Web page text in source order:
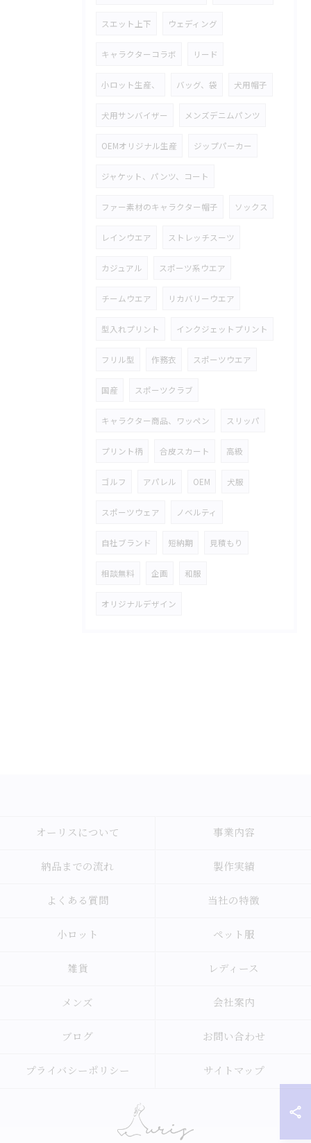
スエット上下 ウェディング
キャラクターコラボ リード
小ロット生産、 バッグ、袋 犬用帽子
犬用サンバイザー メンズデニムパンツ
OEMオリジナル生産 ジップパーカー
ジャケット、パンツ、コート
ファー素材のキャラクター帽子 ソックス
レインウエア ストレッチスーツ
カジュアル スポーツ系ウエア
チームウエア リカバリーウエア
型入れプリント インクジェットプリント
フリル型 作務衣 スポーツウエア
国産 スポーツクラブ
キャラクター商品、ワッペン スリッパ
プリント柄 合皮スカート 高級
ゴルフ アパレル OEM 犬服
スポーツウェア ノベルティ
自社ブランド 短納期 見積もり
相談無料 企画 和服
オリジナルデザイン
オーリスについて 事業内容
納品までの流れ 製作実績
よくある質問 当社の特徴
小ロット ペット服
雑貨 レディース
メンズ 会社案内
ブログ お問い合わせ
プライバシーポリシー サイトマップ